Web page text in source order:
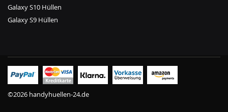
Galaxy S10 Hüllen
Galaxy S9 Hüllen
©2026 handyhuellen-24.de